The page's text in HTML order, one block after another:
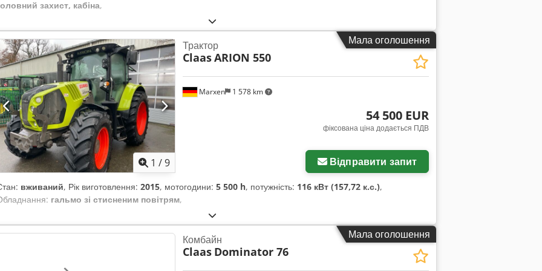
Двоконтурна пневматична гальмівна система — Шини 710/75 R42 175D, 172E Trelleborg —
мм Колісна база: 3 600 мм
захист, кабіна,
Мала оголошення
1 /9
Marxen 1 578 km
Трактор
ClaasARION 550
54 500 EUR
фіксована ціна додається ПДВ
Відправити запит
вживаний, Рік виготовлення: 2015, мотогодини: 5 500 h, потужність: 116 кВт (157,72 к.с.),
гальмо зі стисненим повітрям,
Мала оголошення
Комбайн
Claas Dominator 76